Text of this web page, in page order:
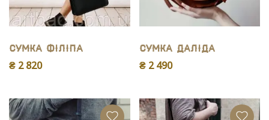
Сумка Філіпа
₴ 2 820
Сумка Даліда
₴ 2 490